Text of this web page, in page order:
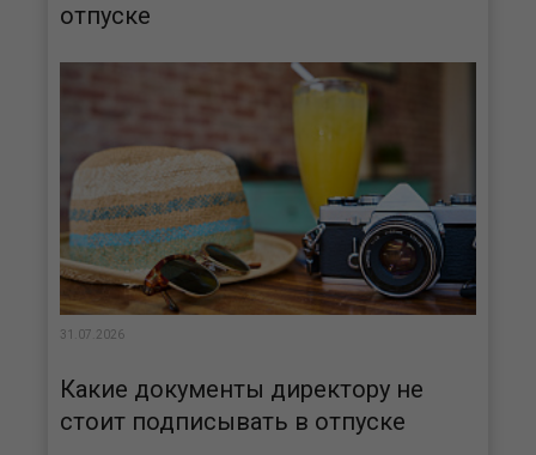
отпуске
31.07.2026
Какие документы директору не
стоит подписывать в отпуске